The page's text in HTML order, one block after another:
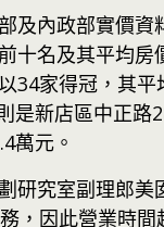
及內政部實價資
十名及其平均房
34家得冠，其平
是新店區中正路
萬元。
研究室副理郎美
，因此營業時間